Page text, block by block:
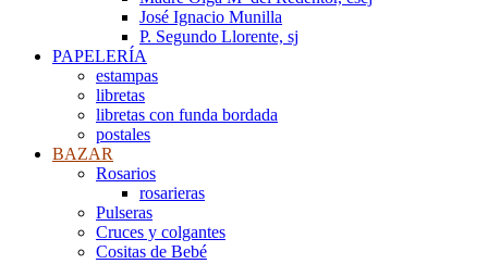
José Ignacio Munilla
P. Segundo Llorente, sj
PAPELERÍA
estampas
libretas
libretas con funda bordada
postales
BAZAR
Rosarios
rosarieras
Pulseras
Cruces y colgantes
Cositas de Bebé